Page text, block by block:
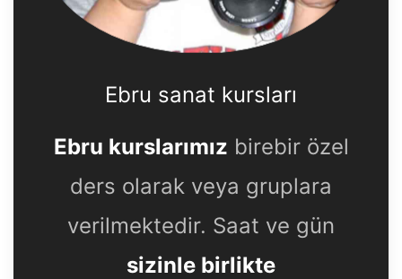
Ebru sanat kursları
Ebru kurslarımız birebir özel
ders olarak veya gruplara
verilmektedir. Saat ve gün
sizinle birlikte